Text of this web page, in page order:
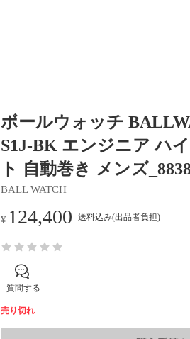
ボールウォッチ
S1J-BK エンジニア ハ
ト 自動巻き メンズ
BALL WATCH
¥ 124,400 送料込み(出品者負担)
質問する
売り切れ